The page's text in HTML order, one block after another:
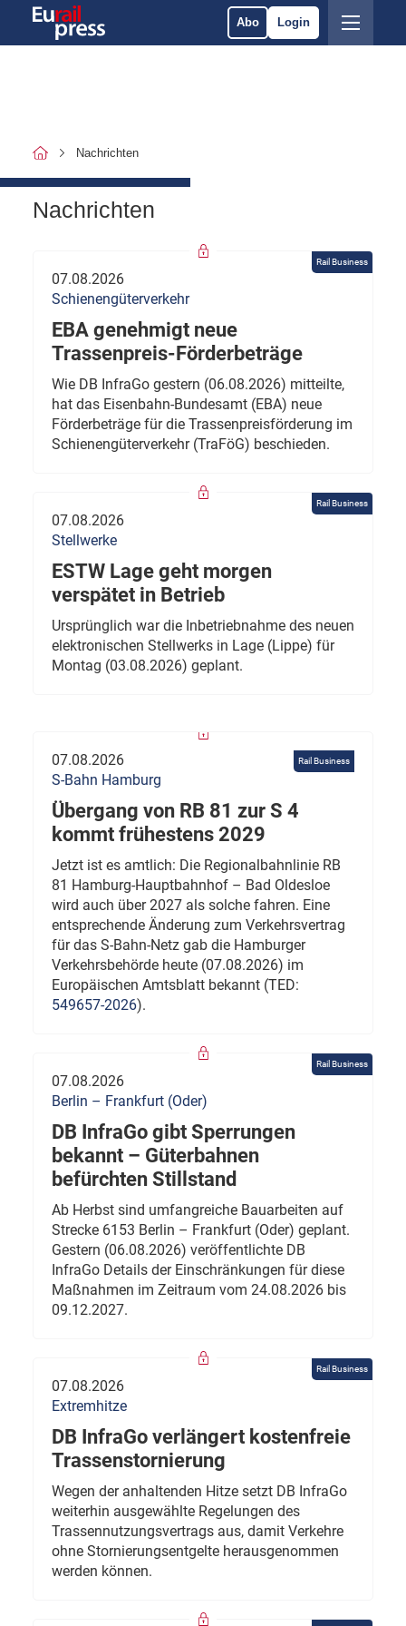
Abo Login
Nachrichten
Nachrichten
Rail Business
07.08.2026
Schienengüterverkehr
EBA genehmigt neue
Trassenpreis-Förderbeträge
Wie DB InfraGo gestern (06.08.2026) mitteilte,
hat das Eisenbahn-Bundesamt (EBA) neue
Förderbeträge für die Trassenpreisförderung im
Schienengüterverkehr (TraFöG) beschieden.
Rail Business
07.08.2026
Stellwerke
ESTW Lage geht morgen
verspätet in Betrieb
Ursprünglich war die Inbetriebnahme des neuen
elektronischen Stellwerks in Lage (Lippe) für
Montag (03.08.2026) geplant.
Rail Business
07.08.2026
S-Bahn Hamburg
Übergang von RB 81 zur S 4
kommt frühestens 2029
Jetzt ist es amtlich: Die Regionalbahnlinie RB
81 Hamburg-Hauptbahnhof – Bad Oldesloe
wird auch über 2027 als solche fahren. Eine
entsprechende Änderung zum Verkehrsvertrag
für das S-Bahn-Netz gab die Hamburger
Verkehrsbehörde heute (07.08.2026) im
Europäischen Amtsblatt bekannt (TED:
549657-2026).
Rail Business
07.08.2026
Berlin – Frankfurt (Oder)
DB InfraGo gibt Sperrungen
bekannt – Güterbahnen
befürchten Stillstand
Ab Herbst sind umfangreiche Bauarbeiten auf
Strecke 6153 Berlin – Frankfurt (Oder) geplant.
Gestern (06.08.2026) veröffentlichte DB
InfraGo Details der Einschränkungen für diese
Maßnahmen im Zeitraum vom 24.08.2026 bis
09.12.2027.
Rail Business
07.08.2026
Extremhitze
DB InfraGo verlängert kostenfreie
Trassenstornierung
Wegen der anhaltenden Hitze setzt DB InfraGo
weiterhin ausgewählte Regelungen des
Trassennutzungsvertrags aus, damit Verkehre
ohne Stornierungsentgelte herausgenommen
werden können.